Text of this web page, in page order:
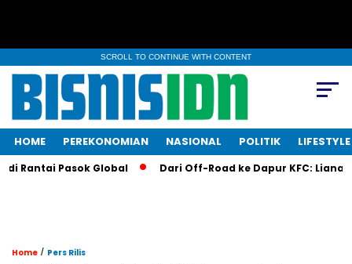
SCROLL TO CONTINUE WITH CONTENT
HOME PEREKONOMIAN NASIONAL POLITIK LIFESTYLE
Pasok Global Dari Off-Road ke Dapur KFC: Liana
Home / Pers Rilis